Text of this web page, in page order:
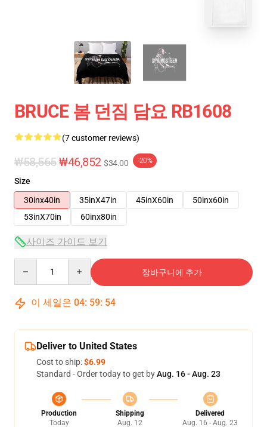
BRUCE 봄 던짐 담요 RB1608
(7 customer reviews)
₩58,565₩46,852 $34.00 -20%
Size
30inx40in
35inX47in 45inX60in
50inx60in
53inX70in
60inx80in
사이즈 가이드 보기
장바구니에 추가
이 세일은 04: 59: 54
Deliver to United States
Cost to ship:$6.99
Standard - Order today to get byAug. 16 - Aug. 23
Production
Today
Shipping
Aug. 12
Delivered
Aug. 16 - Aug. 23